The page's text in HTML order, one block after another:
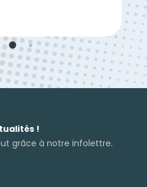
!
grâce à notre infolettre.